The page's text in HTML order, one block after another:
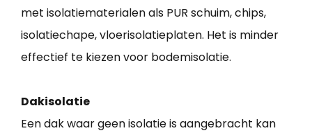
met isolatiematerialen als PUR schuim, chips,
isolatiechape, vloerisolatieplaten. Het is minder
effectief te kiezen voor bodemisolatie.
Dakisolatie
Een dak waar geen isolatie is aangebracht kan